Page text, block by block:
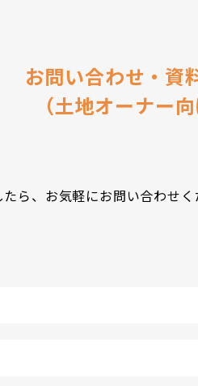
お問い合わせ・資
（土地オーナー向
ら、お気軽にお問い合わせく